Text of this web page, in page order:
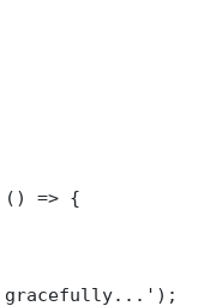
() => {
gracefully...');